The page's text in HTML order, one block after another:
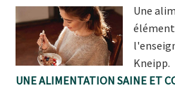
Une
Kneipp.
UNE ALIMENTATION SAINE ET